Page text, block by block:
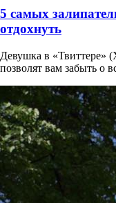
5 самых
отдохнуть
Девушка в «Твиттере»
позволят вам забыть о